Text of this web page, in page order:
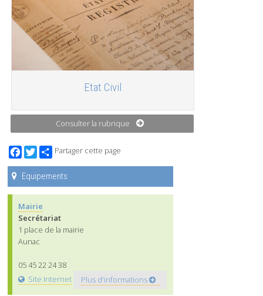
Etat Civil
Consulter la rubrique
Facebook
TwitterPartager cette page
Equipements
Mairie
Secrétariat
1 place de la mairie
Aunac
05 45 22 24 38
Site Internet
Plus d'informations